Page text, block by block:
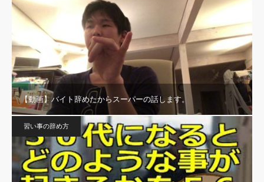
【動画】バイト辞めたからスーパーの話します。
習い事の辞め方